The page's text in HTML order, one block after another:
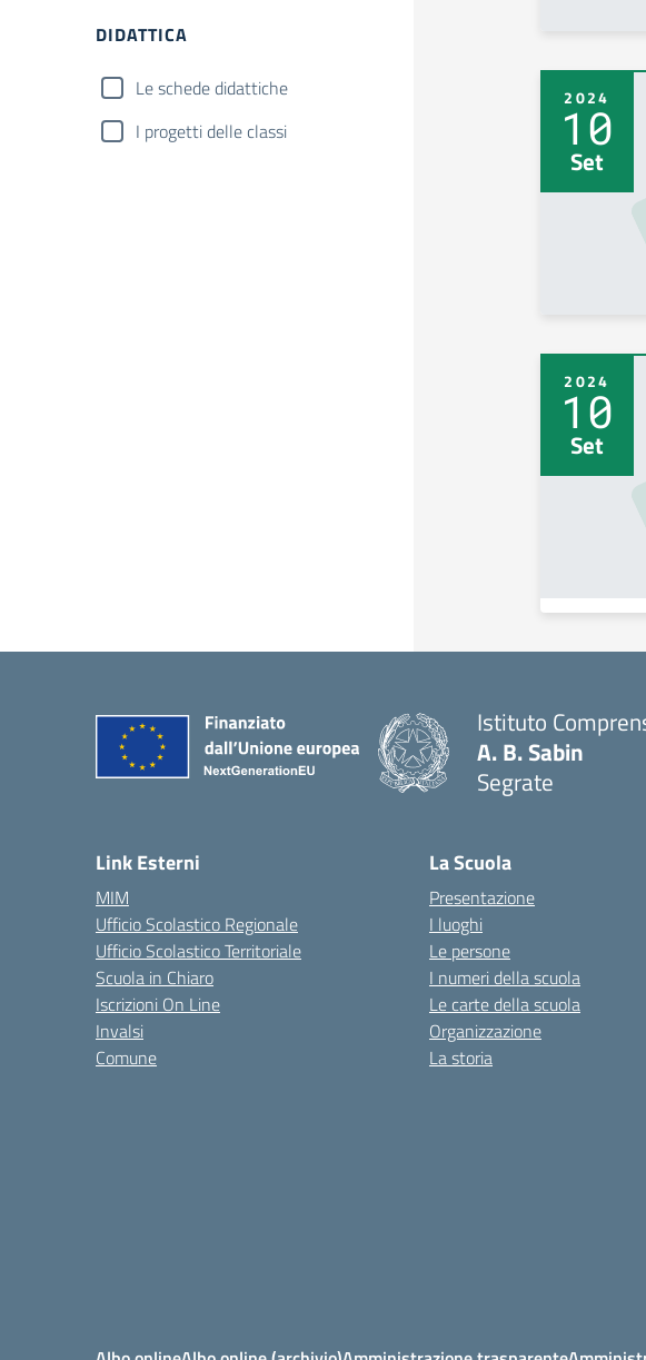
DIDATTICA
Le schede didattiche
I progetti delle classi
2024
10
Set
2024
10
Set
Istituto
A. B. Sabin
Segrate
Link Esterni
MIM
Ufficio Scolastico Regionale
Ufficio Scolastico Territoriale
Scuola in Chiaro
Iscrizioni On Line
Invalsi
Comune
La Scuola
Presentazione
I luoghi
Le persone
I numeri della scuola
Le carte della scuola
Organizzazione
La storia